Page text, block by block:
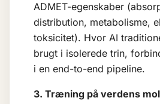
ADMET-egenskaber
distribution, metabolisme,
toksicitet). Hvor AI
brugt i isolerede trin,
i en end-to-end pipeline.
3. Træning på verdens